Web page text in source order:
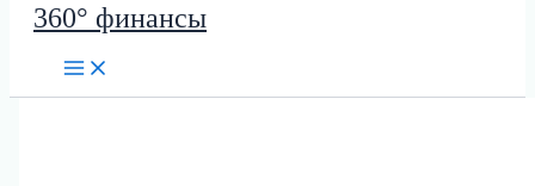
360° финансы